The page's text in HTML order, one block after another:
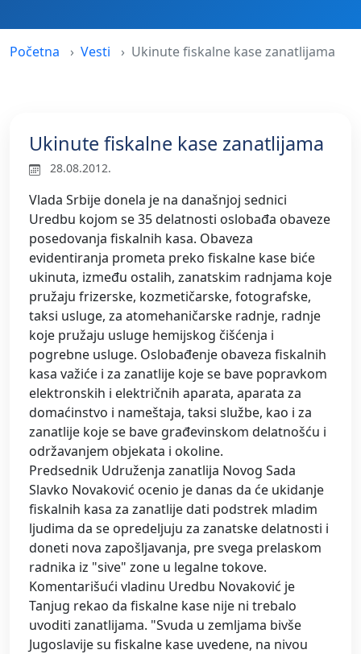
Početna Vesti Ukinute fiskalne kase zanatlijama
Ukinute fiskalne kase zanatlijama
28.08.2012.
Vlada Srbije donela je na današnjoj sednici
Uredbu kojom se 35 delatnosti oslobađa obaveze
posedovanja fiskalnih kasa. Obaveza
evidentiranja prometa preko fiskalne kase biće
ukinuta, između ostalih, zanatskim radnjama koje
pružaju frizerske, kozmetičarske, fotografske,
taksi usluge, za atomehaničarske radnje, radnje
koje pružaju usluge hemijskog čišćenja i
pogrebne usluge. Oslobađenje obaveza fiskalnih
kasa važiće i za zanatlije koje se bave popravkom
elektronskih i električnih aparata, aparata za
domaćinstvo i nameštaja, taksi službe, kao i za
zanatlije koje se bave građevinskom delatnošću i
održavanjem objekata i okoline.
Predsednik Udruženja zanatlija Novog Sada
Slavko Novaković ocenio je danas da će ukidanje
fiskalnih kasa za zanatlije dati podstrek mladim
ljudima da se opredeljuju za zanatske delatnosti i
doneti nova zapošljavanja, pre svega prelaskom
radnika iz "sive" zone u legalne tokove.
Komentarišući vladinu Uredbu Novaković je
Tanjug rekao da fiskalne kase nije ni trebalo
uvoditi zanatlijama. "Svuda u zemljama bivše
Jugoslavije su fiskalne kase uvedene, na nivou